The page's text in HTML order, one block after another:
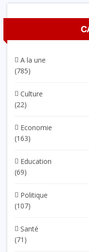
A la une
(785)
Culture
(22)
Economie
(163)
Education
(69)
Politique
(107)
Santé
(71)